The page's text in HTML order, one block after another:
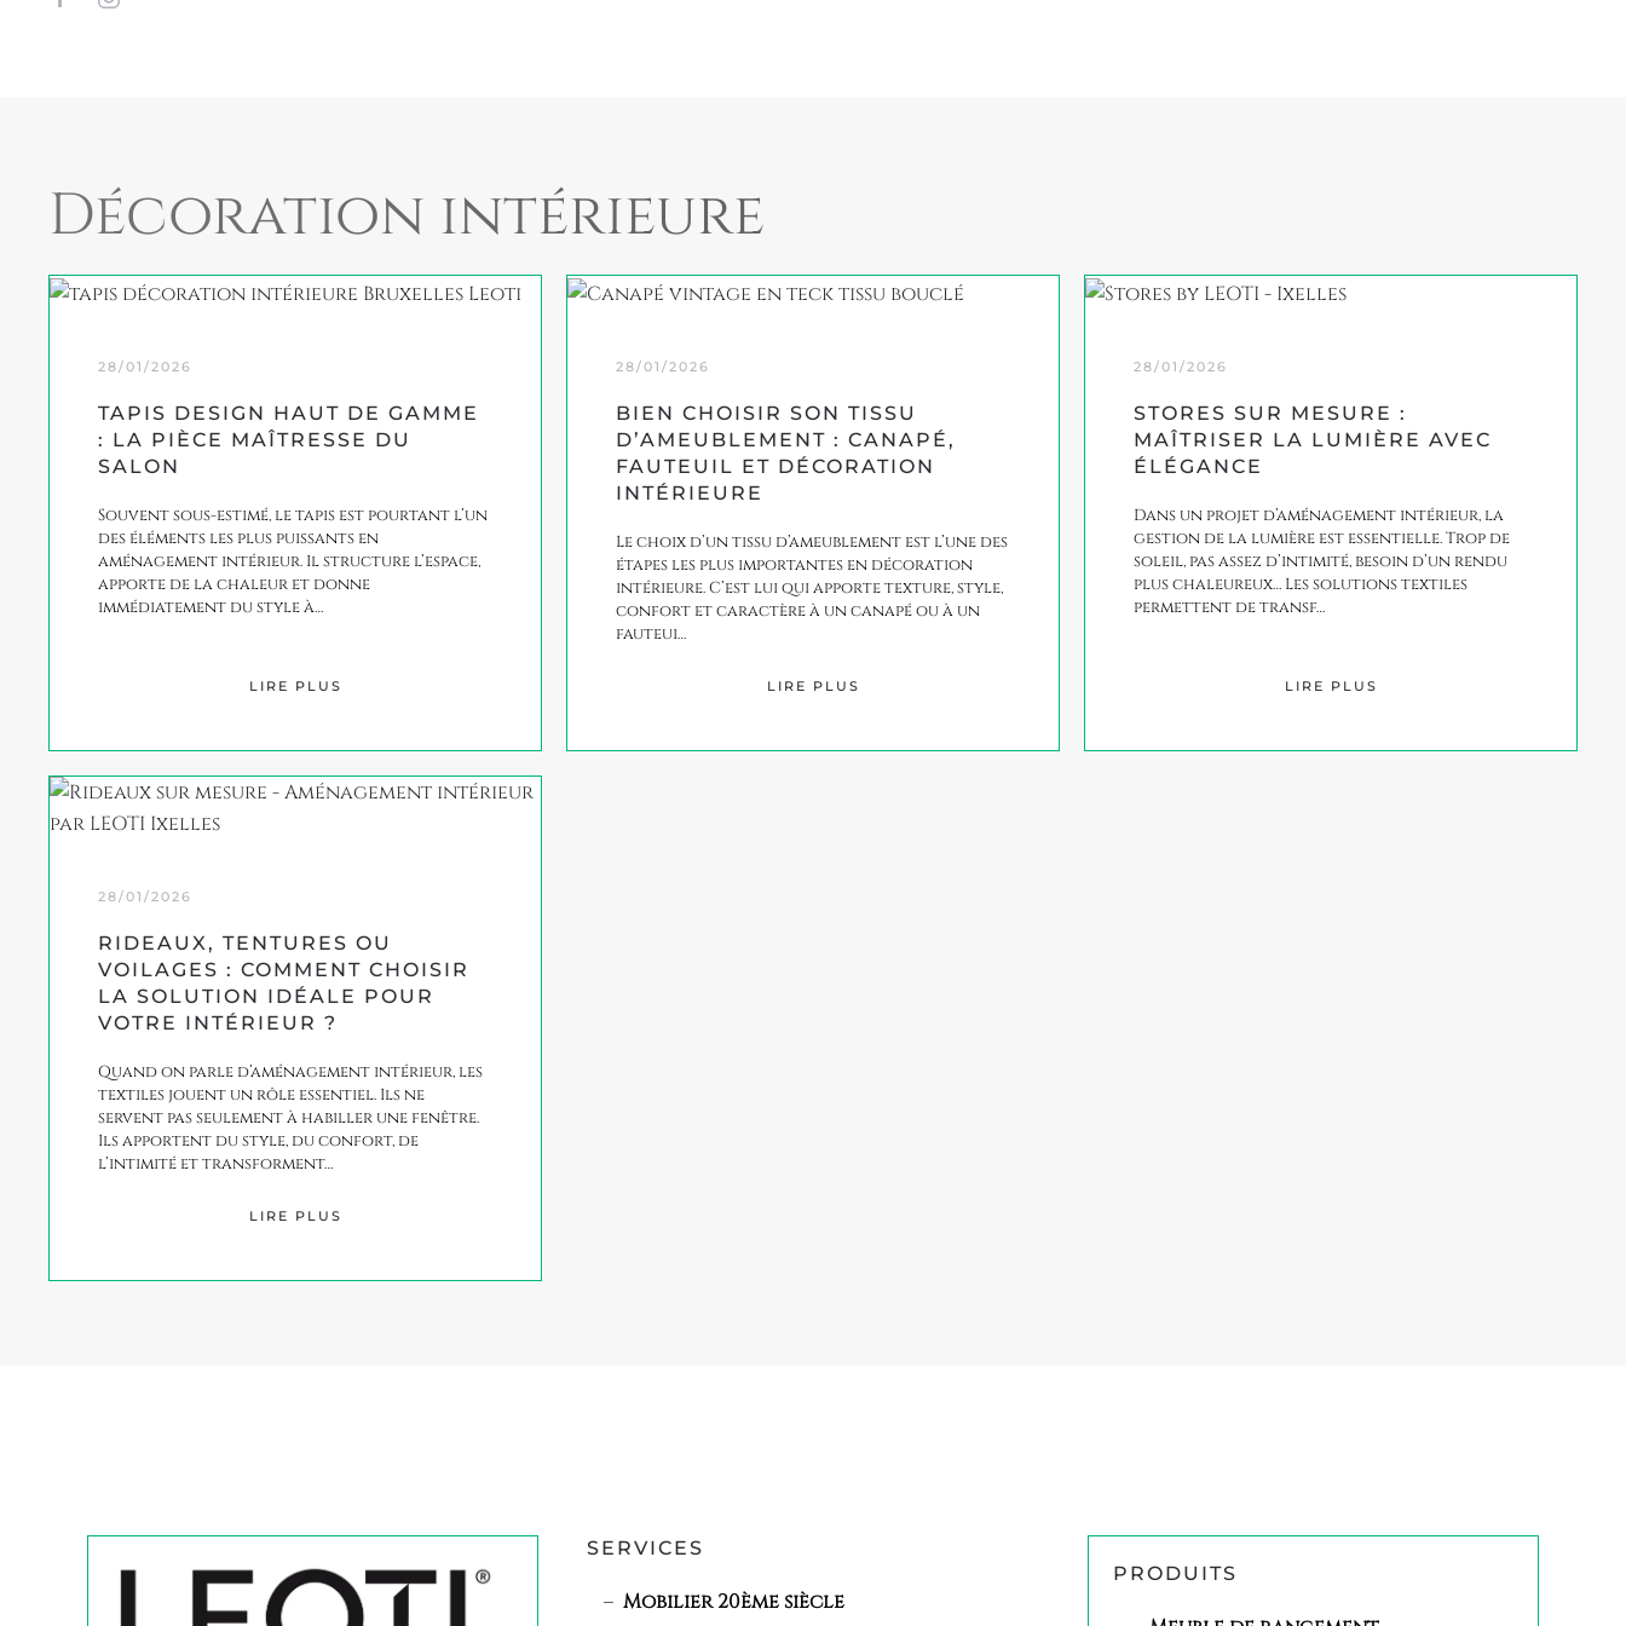
Décoration intérieure
28/01/2026
TAPIS DESIGN HAUT DE GAMME
: LA PIÈCE MAÎTRESSE DU
SALON
Souvent sous-estimé, le tapis est pourtant l’un
des éléments les plus puissants en
aménagement intérieur. Il structure l’espace,
apporte de la chaleur et donne
immédiatement du style à…
LIRE PLUS
28/01/2026
BIEN CHOISIR SON TISSU
D’AMEUBLEMENT : CANAPÉ,
FAUTEUIL ET DÉCORATION
INTÉRIEURE
Le choix d’un tissu d’ameublement est l’une des
étapes les plus importantes en décoration
intérieure. C’est lui qui apporte texture, style,
confort et caractère à un canapé ou à un
fauteui…
LIRE PLUS
28/01/2026
STORES SUR MESURE :
MAÎTRISER LA LUMIÈRE AVEC
ÉLÉGANCE
Dans un projet d’aménagement intérieur, la
gestion de la lumière est essentielle. Trop de
soleil, pas assez d’intimité, besoin d’un rendu
plus chaleureux… Les solutions textiles
permettent de transf…
LIRE PLUS
28/01/2026
RIDEAUX, TENTURES OU
VOILAGES : COMMENT CHOISIR
LA SOLUTION IDÉALE POUR
VOTRE INTÉRIEUR ?
Quand on parle d’aménagement intérieur, les
textiles jouent un rôle essentiel. Ils ne
servent pas seulement à habiller une fenêtre.
Ils apportent du style, du confort, de
l’intimité et transforment…
LIRE PLUS
SERVICES
Mobilier 20ème siècle
PRODUITS